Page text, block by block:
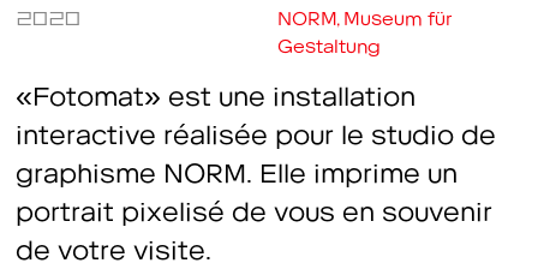
2020
NORM, Museum für
Gestaltung
«Fotomat» est une installation
interactive réalisée pour le studio de
graphisme NORM. Elle imprime un
portrait pixelisé de vous en souvenir
de votre visite.